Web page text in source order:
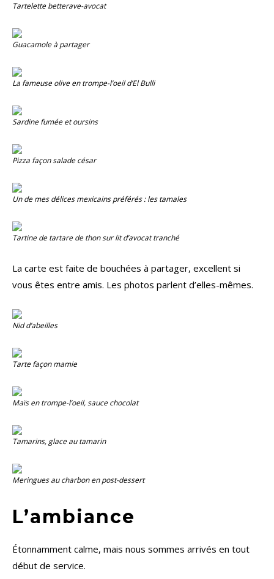
Tartelette betterave-avocat
Guacamole à partager
La fameuse olive en trompe-l’oeil d’El Bulli
Sardine fumée et oursins
Pizza façon salade césar
Un de mes délices mexicains préférés : les tamales
Tartine de tartare de thon sur lit d’avocat tranché
La carte est faite de bouchées à partager, excellent si
vous êtes entre amis. Les photos parlent d’elles-mêmes.
Nid d’abeilles
Tarte façon mamie
Maïs en trompe-l’oeil, sauce chocolat
Tamarins, glace au tamarin
Meringues au charbon en post-dessert
L’ambiance
Étonnamment calme, mais nous sommes arrivés en tout
début de service.